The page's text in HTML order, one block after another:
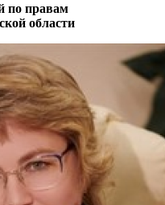
по правам
области